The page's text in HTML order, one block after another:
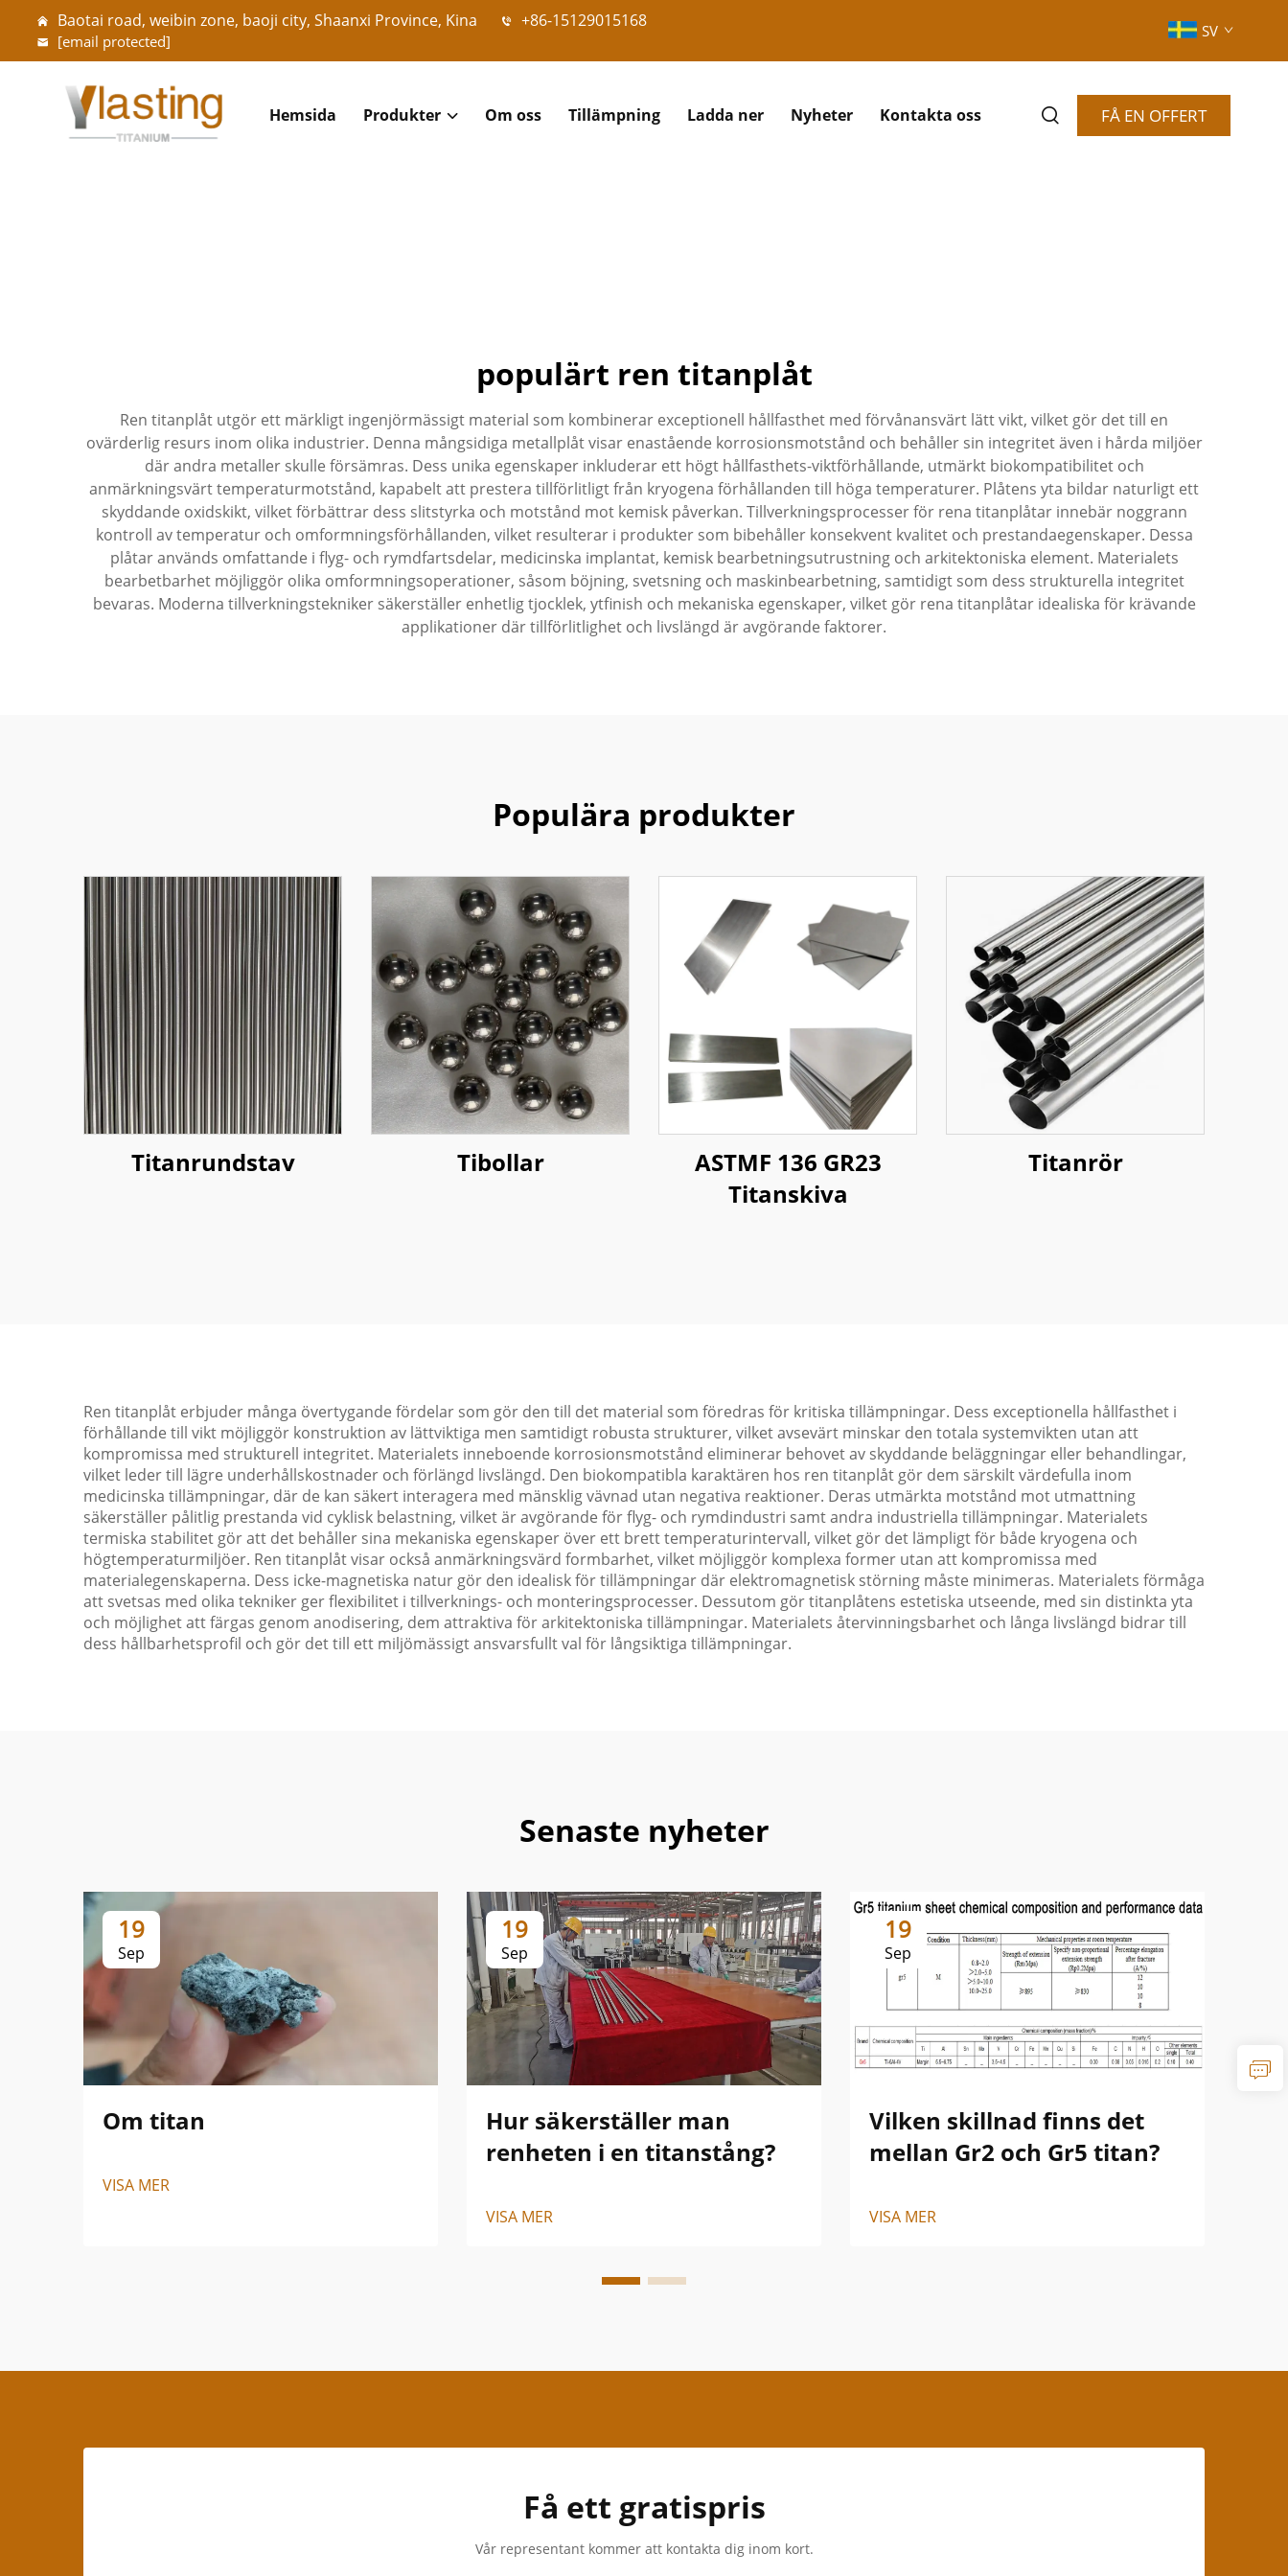
Baotai road, weibin zone, baoji city, Shaanxi Province, Kina +86-15129015168
[email protected]
SV
Hemsida Produkter Om oss Tillämpning Ladda ner Nyheter Kontakta oss FÅ EN OFFERT
populärt ren titanplåt
Ren titanplåt utgör ett märkligt ingenjörmässigt material som kombinerar exceptionell hållfasthet med förvånansvärt lätt vikt, vilket gör det till en
ovärderlig resurs inom olika industrier. Denna mångsidiga metallplåt visar enastående korrosionsmotstånd och behåller sin integritet även i hårda miljöer
där andra metaller skulle försämras. Dess unika egenskaper inkluderar ett högt hållfasthets-viktförhållande, utmärkt biokompatibilitet och
anmärkningsvärt temperaturmotstånd, kapabelt att prestera tillförlitligt från kryogena förhållanden till höga temperaturer. Plåtens yta bildar naturligt ett
skyddande oxidskikt, vilket förbättrar dess slitstyrka och motstånd mot kemisk påverkan. Tillverkningsprocesser för rena titanplåtar innebär noggrann
kontroll av temperatur och omformningsförhållanden, vilket resulterar i produkter som bibehåller konsekvent kvalitet och prestandaegenskaper. Dessa
plåtar används omfattande i flyg- och rymdfartsdelar, medicinska implantat, kemisk bearbetningsutrustning och arkitektoniska element. Materialets
bearbetbarhet möjliggör olika omformningsoperationer, såsom böjning, svetsning och maskinbearbetning, samtidigt som dess strukturella integritet
bevaras. Moderna tillverkningstekniker säkerställer enhetlig tjocklek, ytfinish och mekaniska egenskaper, vilket gör rena titanplåtar idealiska för krävande
applikationer där tillförlitlighet och livslängd är avgörande faktorer.
Populära produkter
Titanrundstav Tibollar
ASTMF 136 GR23
Titanskiva
Titanrör
Ren titanplåt erbjuder många övertygande fördelar som gör den till det material som föredras för kritiska tillämpningar. Dess exceptionella hållfasthet i
förhållande till vikt möjliggör konstruktion av lättviktiga men samtidigt robusta strukturer, vilket avsevärt minskar den totala systemvikten utan att
kompromissa med strukturell integritet. Materialets inneboende korrosionsmotstånd eliminerar behovet av skyddande beläggningar eller behandlingar,
vilket leder till lägre underhållskostnader och förlängd livslängd. Den biokompatibla karaktären hos ren titanplåt gör dem särskilt värdefulla inom
medicinska tillämpningar, där de kan säkert interagera med mänsklig vävnad utan negativa reaktioner. Deras utmärkta motstånd mot utmattning
säkerställer pålitlig prestanda vid cyklisk belastning, vilket är avgörande för flyg- och rymdindustri samt andra industriella tillämpningar. Materialets
termiska stabilitet gör att det behåller sina mekaniska egenskaper över ett brett temperaturintervall, vilket gör det lämpligt för både kryogena och
högtemperaturmiljöer. Ren titanplåt visar också anmärkningsvärd formbarhet, vilket möjliggör komplexa former utan att kompromissa med
materialegenskaperna. Dess icke-magnetiska natur gör den idealisk för tillämpningar där elektromagnetisk störning måste minimeras. Materialets förmåga
att svetsas med olika tekniker ger flexibilitet i tillverknings- och monteringsprocesser. Dessutom gör titanplåtens estetiska utseende, med sin distinkta yta
och möjlighet att färgas genom anodisering, dem attraktiva för arkitektoniska tillämpningar. Materialets återvinningsbarhet och långa livslängd bidrar till
dess hållbarhetsprofil och gör det till ett miljömässigt ansvarsfullt val för långsiktiga tillämpningar.
Senaste nyheter
19
Sep
Om titan
VISA MER
19
Sep
Hur säkerställer man
renheten i en titanstång?
VISA MER
19
Sep
Vilken skillnad finns det
mellan Gr2 och Gr5 titan?
VISA MER
Få ett gratispris
Vår representant kommer att kontakta dig inom kort.